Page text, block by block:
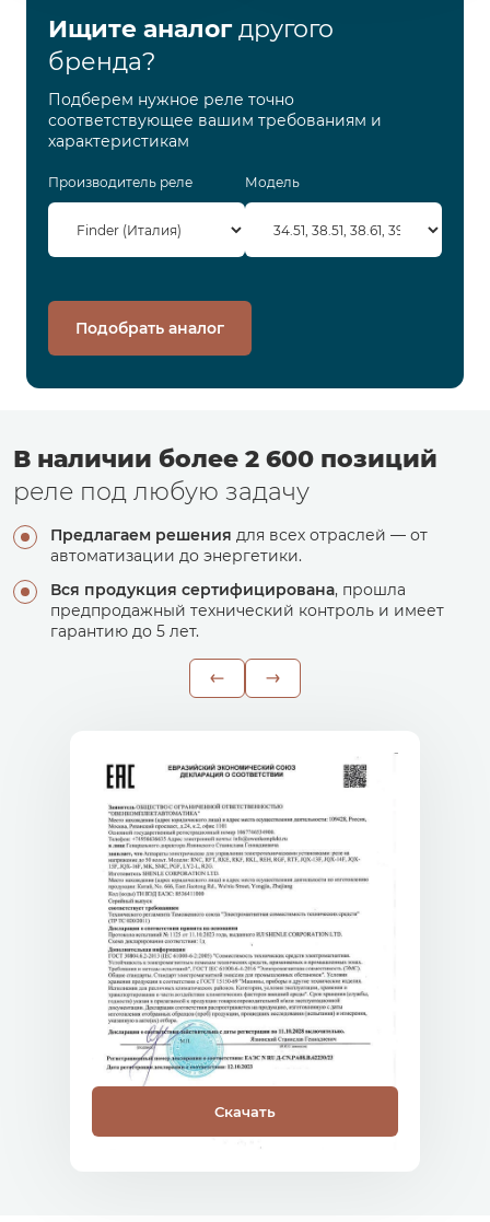
Ищите аналогдругого
бренда?
Подберем нужное реле точно
соответствующее вашим требованиям и
характеристикам
Производитель реле Модель
Подобрать аналог
В наличии более 2 600 позиций
реле под любую задачу
Предлагаем решения для всех отраслей — от
автоматизации до энергетики.
Вся продукция сертифицирована, прошла
предпродажный технический контроль и имеет
гарантию до 5 лет.
Скачать